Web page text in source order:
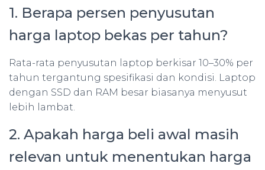
1. Berapa persen penyusutan
harga laptop bekas per tahun?
Rata-rata penyusutan laptop berkisar 10–30% per
tahun tergantung spesifikasi dan kondisi. Laptop
dengan SSD dan RAM besar biasanya menyusut
lebih lambat.
2. Apakah harga beli awal masih
relevan untuk menentukan harga